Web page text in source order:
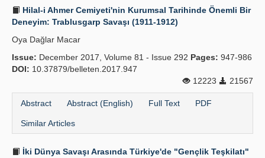
Principles
Guidelines
Hilal-i Ahmer Cemiyeti'nin Kurumsal Tarihinde Önemli Bir
Deneyim: Trablusgarp Savaşı (1911-1912)
Oya Dağlar Macar
Issue: December 2017, Volume 81 - Issue 292 Pages: 947-986
DOI: 10.37879/belleten.2017.947
12223
21567
Abstract Abstract (English) Full Text PDF
Similar Articles
İki Dünya Savaşı Arasında Türkiye'de "Gençlik Teşkilatı"